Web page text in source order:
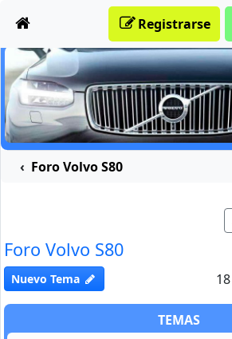
Registrarse
Foro Volvo S80
Foro Volvo S80
Nuevo Tema
TEMAS